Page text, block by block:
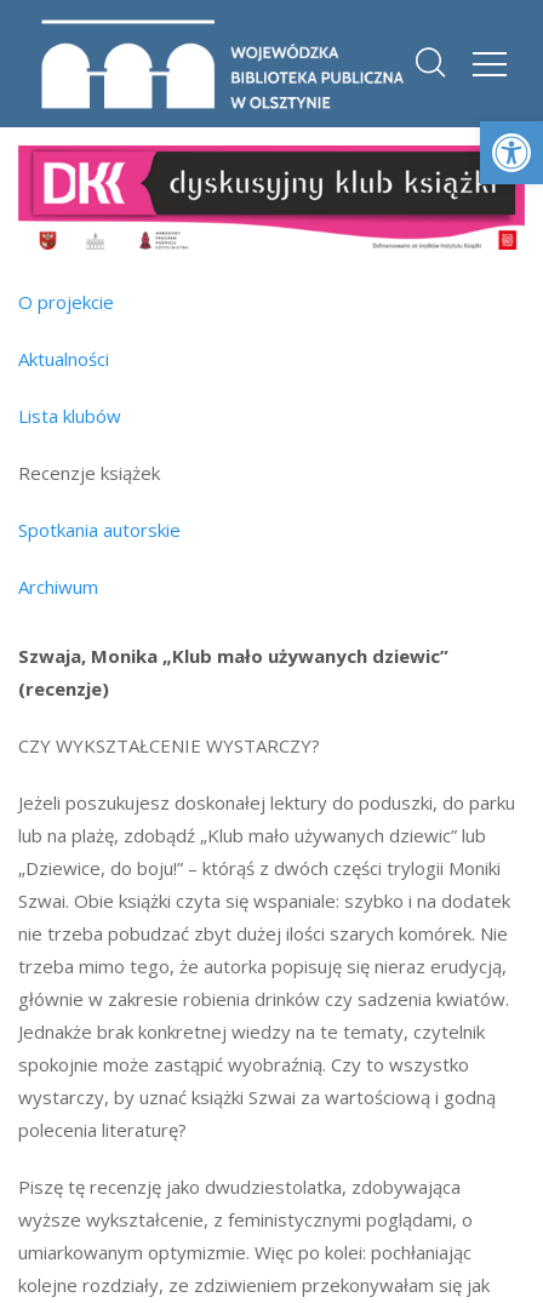
O projekcie
Aktualności
Lista klubów
Recenzje książek
Spotkania autorskie
Archiwum
Szwaja, Monika „Klub mało używanych dziewic”
(recenzje)
CZY WYKSZTAŁCENIE WYSTARCZY?
Jeżeli poszukujesz doskonałej lektury do poduszki, do parku
lub na plażę, zdobądź „Klub mało używanych dziewic” lub
„Dziewice, do boju!” – którąś z dwóch części trylogii Moniki
Szwai. Obie książki czyta się wspaniale: szybko i na dodatek
nie trzeba pobudzać zbyt dużej ilości szarych komórek. Nie
trzeba mimo tego, że autorka popisuję się nieraz erudycją,
głównie w zakresie robienia drinków czy sadzenia kwiatów.
Jednakże brak konkretnej wiedzy na te tematy, czytelnik
spokojnie może zastąpić wyobraźnią. Czy to wszystko
wystarczy, by uznać książki Szwai za wartościową i godną
polecenia literaturę?
Piszę tę recenzję jako dwudziestolatka, zdobywająca
wyższe wykształcenie, z feministycznymi poglądami, o
umiarkowanym optymizmie. Więc po kolei: pochłaniając
kolejne rozdziały, ze zdziwieniem przekonywałam się jak